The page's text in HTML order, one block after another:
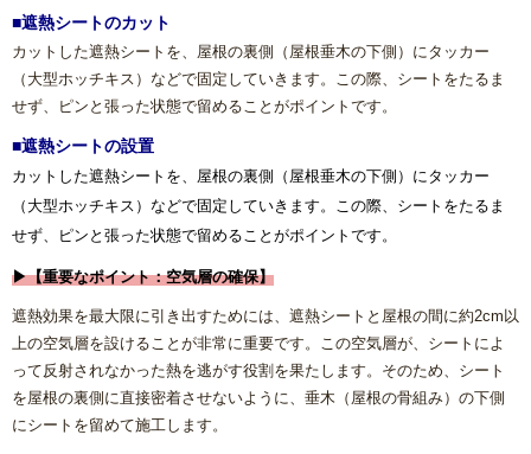
■遮熱シートのカット
カットした遮熱シートを、屋根の裏側（屋根垂木の下側）にタッカー
（大型ホッチキス）などで固定していきます。この際、シートをたるま
せず、ピンと張った状態で留めることがポイントです。
■遮熱シートの設置
カットした遮熱シートを、屋根の裏側（屋根垂木の下側）にタッカー
（大型ホッチキス）などで固定していきます。この際、シートをたるま
せず、ピンと張った状態で留めることがポイントです。
▶【重要なポイント：空気層の確保】
遮熱効果を最大限に引き出すためには、遮熱シートと屋根の間に約2cm以
上の空気層を設けることが非常に重要です。この空気層が、シートによ
って反射されなかった熱を逃がす役割を果たします。そのため、シート
を屋根の裏側に直接密着させないように、垂木（屋根の骨組み）の下側
にシートを留めて施工します。